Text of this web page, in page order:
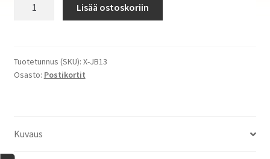
+
kuori
Lisää ostoskoriin
Tuotetunnus (SKU): X-JB13
Osasto: Postikortit
Kuvaus